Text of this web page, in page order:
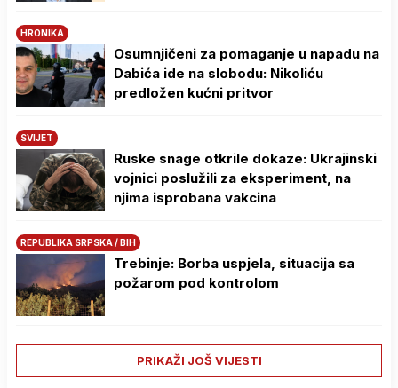
HRONIKA
Osumnjičeni za pomaganje u napadu na
Dabića ide na slobodu: Nikoliću
predložen kućni pritvor
SVIJET
Ruske snage otkrile dokaze: Ukrajinski
vojnici poslužili za eksperiment, na
njima isprobana vakcina
REPUBLIKA SRPSKA / BIH
Trebinje: Borba uspjela, situacija sa
požarom pod kontrolom
PRIKAŽI JOŠ VIJESTI